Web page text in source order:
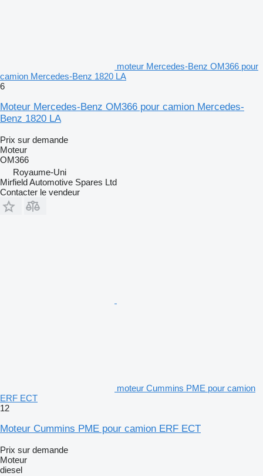
moteur Mercedes-Benz OM366 pour
camion Mercedes-Benz 1820 LA
6
Moteur Mercedes-Benz OM366 pour camion Mercedes-
Benz 1820 LA
Prix sur demande
Moteur
OM366
Royaume-Uni
Mirfield Automotive Spares Ltd
Contacter le vendeur
moteur Cummins PME pour camion
ERF ECT
12
Moteur Cummins PME pour camion ERF ECT
Prix sur demande
Moteur
diesel